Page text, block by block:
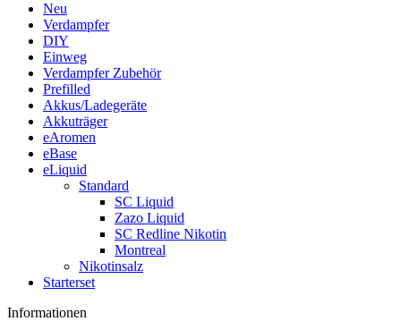
Neu
Verdampfer
DIY
Einweg
Verdampfer Zubehör
Prefilled
Akkus/Ladegeräte
Akkuträger
eAromen
eBase
eLiquid
Standard
SC Liquid
Zazo Liquid
SC Redline Nikotin
Montreal
Nikotinsalz
Starterset
Informationen